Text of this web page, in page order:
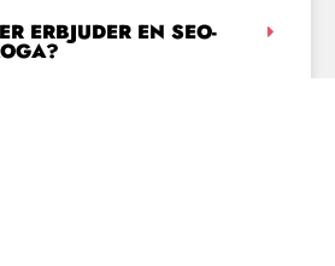
ERBJUDER EN SEO-